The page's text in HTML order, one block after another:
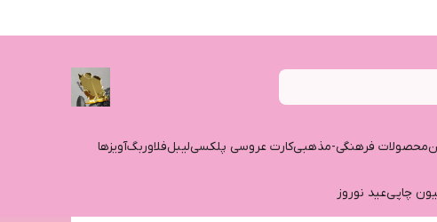
محصولات فرهنگی-مذهبیکارت عروسی پلکسیلیبلفلاوربگآویزها
چاپیعید نوروز